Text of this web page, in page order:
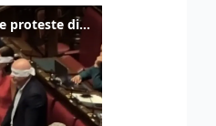
Delmastro, negato l'uso delle chat: le proteste di Avs e M5s